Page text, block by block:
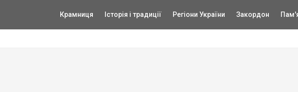
Крамниця Історія і традиції Регіони України Закордон